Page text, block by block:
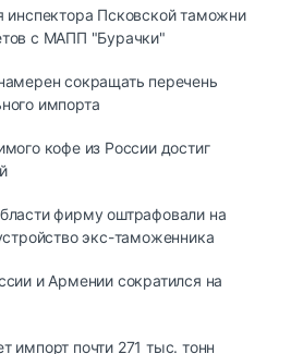
инспектора Псковской таможни
с МАПП "Бурачки"
сокращать перечень
импорта
кофе из России достиг
фирму оштрафовали на
экс-таможенника
и Армении сократился на
импорт почти 271 тыс. тонн